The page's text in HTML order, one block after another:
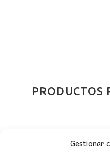
Gestionar
PRODUCTOS